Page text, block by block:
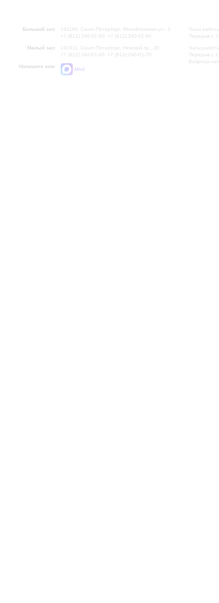
Большой зал:
191186, Санкт-Петербург, Михайловская ул., 2
+7 (812) 240-01-00, +7 (812) 240-01-80
Малый зал:
191011, Санкт-Петербург, Невский пр., 30
+7 (812) 240-01-00, +7 (812) 240-01-70
Напишите нам:
MAX
Часы
Перерыв с
Часы
Перерыв с
Вопросы